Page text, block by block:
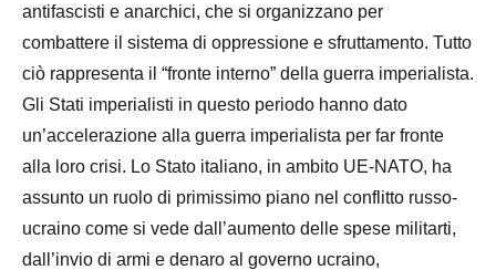
antifascisti e anarchici, che si organizzano per
combattere il sistema di oppressione e sfruttamento. Tutto
ciò rappresenta il “fronte interno” della guerra imperialista.
Gli Stati imperialisti in questo periodo hanno dato
un’accelerazione alla guerra imperialista per far fronte
alla loro crisi. Lo Stato italiano, in ambito UE-NATO, ha
assunto un ruolo di primissimo piano nel conflitto russo-
ucraino come si vede dall’aumento delle spese militarti,
dall’invio di armi e denaro al governo ucraino,